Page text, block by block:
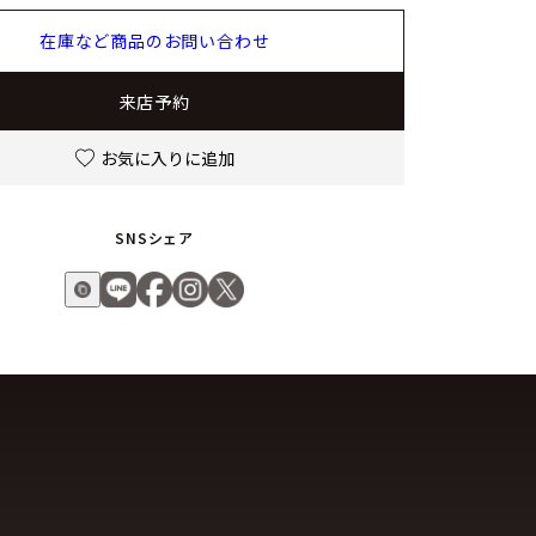
在庫など商品のお問い合わせ
来店予約
お気に入りに追加
SNSシェア